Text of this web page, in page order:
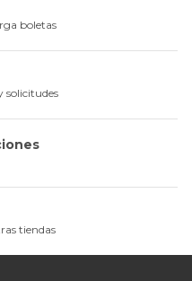
boletas
solicitudes
tiendas